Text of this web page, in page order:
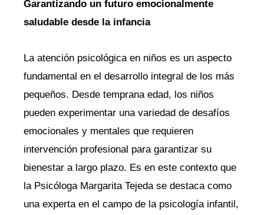
Garantizando un futuro emocionalmente
saludable desde la infancia
La atención psicológica en niños es un aspecto
fundamental en el desarrollo integral de los más
pequeños. Desde temprana edad, los niños
pueden experimentar una variedad de desafíos
emocionales y mentales que requieren
intervención profesional para garantizar su
bienestar a largo plazo. Es en este contexto que
la Psicóloga Margarita Tejeda se destaca como
una experta en el campo de la psicología infantil,